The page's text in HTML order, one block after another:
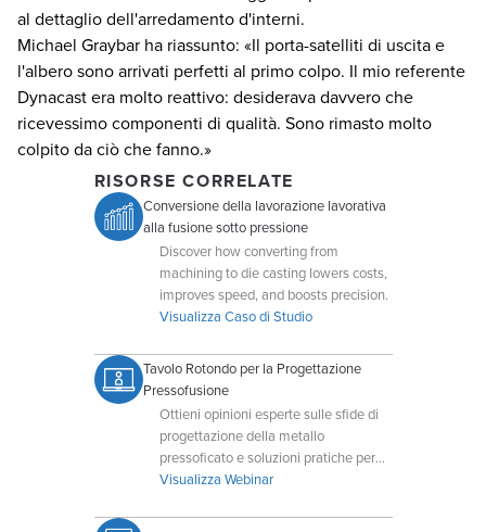
al dettaglio dell'arredamento d'interni.
Michael Graybar ha riassunto: «Il porta-satelliti di uscita e
l'albero sono arrivati perfetti al primo colpo. Il mio referente
Dynacast era molto reattivo: desiderava davvero che
ricevessimo componenti di qualità. Sono rimasto molto
colpito da ciò che fanno.»
RISORSE CORRELATE
Conversione della lavorazione lavorativa
alla fusione sotto pressione
Discover how converting from
machining to die casting lowers costs,
improves speed, and boosts precision.
Visualizza Caso di Studio
Tavolo Rotondo per la Progettazione
Pressofusione
Ottieni opinioni esperte sulle sfide di
progettazione della metallo
pressoficato e soluzioni pratiche per
progetti complessi.
Visualizza Webinar